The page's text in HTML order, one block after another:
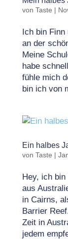
von Taste |
Ich bin Finn
an der
Meine
habe
fühle mich
bin ich von
Ein halbes
von Taste |
Hey, ich
aus
in Cairns,
Barrier
Zeit in
jedem